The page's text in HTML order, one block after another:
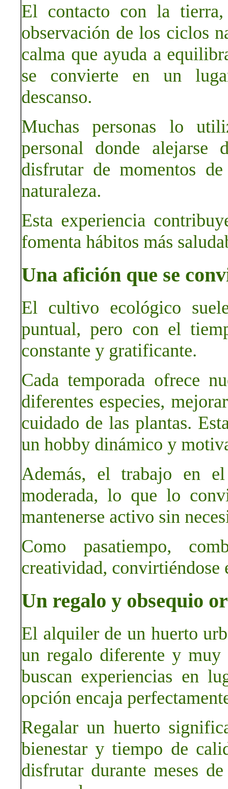
El contacto con la
observación de los ciclos
calma que ayuda a
se convierte en un
descanso.
Muchas personas lo
personal donde alejarse
disfrutar de momentos
naturaleza.
Esta experiencia
fomenta hábitos más
Una afición que se
El cultivo ecológico
puntual, pero con el
constante y gratificante.
Cada temporada ofrece
diferentes especies,
cuidado de las plantas.
un hobby dinámico y
Además, el trabajo en
moderada, lo que lo
mantenerse activo sin
Como pasatiempo,
creatividad, convirtiéndose
Un regalo y obsequio
El alquiler de un huerto
un regalo diferente y muy
buscan experiencias en
opción encaja
Regalar un huerto
bienestar y tiempo de
disfrutar durante meses